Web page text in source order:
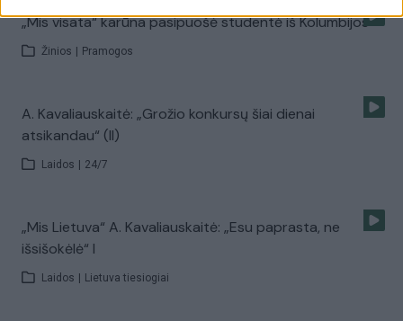
„Mis visata“ karūna pasipuošė studentė iš Kolumbijos
Žinios Pramogos
A. Kavaliauskaitė: „Grožio konkursų šiai dienai
atsikandau“ (II)
Laidos 24/7
„Mis Lietuva“ A. Kavaliauskaitė: „Esu paprasta, ne
išsišokėlė“ I
Laidos Lietuva tiesiogiai